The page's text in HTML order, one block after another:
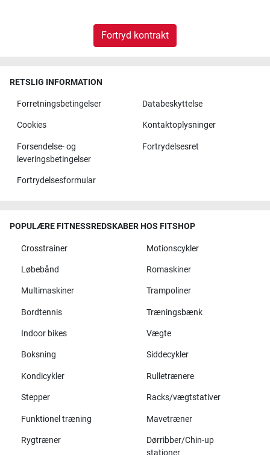
Fortryd kontrakt
RETSLIG INFORMATION
Forretningsbetingelser Databeskyttelse
Cookies Kontaktoplysninger
Forsendelse- og
leveringsbetingelser
Fortrydelsesret
Fortrydelsesformular
POPULÆRE FITNESSREDSKABER HOS FITSHOP
Crosstrainer Motionscykler
Løbebånd Romaskiner
Multimaskiner Trampoliner
Bordtennis Træningsbænk
Indoor bikes Vægte
Boksning Siddecykler
Kondicykler Rulletrænere
Stepper Racks/vægtstativer
Funktionel træning Mavetræner
Rygtræner
Dørribber/Chin-up
stationer